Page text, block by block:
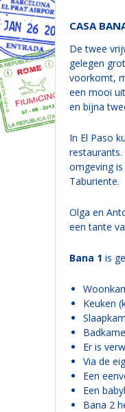
CASA
De twee
gelegen
voorkomt,
een mooi
en bijna
In El Paso
omgeving
Taburiente.
Olga en
een tante
Bana 1 is
Keuken
Er is
Via de
Een
Een
Bana 2